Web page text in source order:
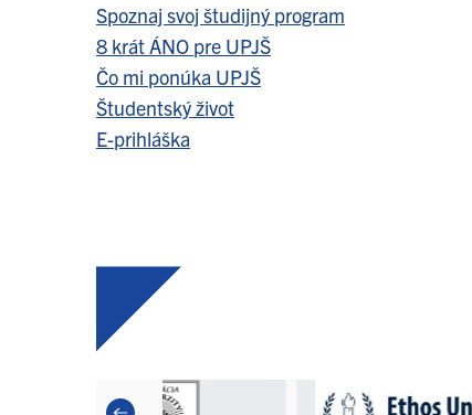
Spoznaj svoj študijný program
8 krát ÁNO pre UPJŠ
Čo mi ponúka UPJŠ
Študentský život
E-prihláška